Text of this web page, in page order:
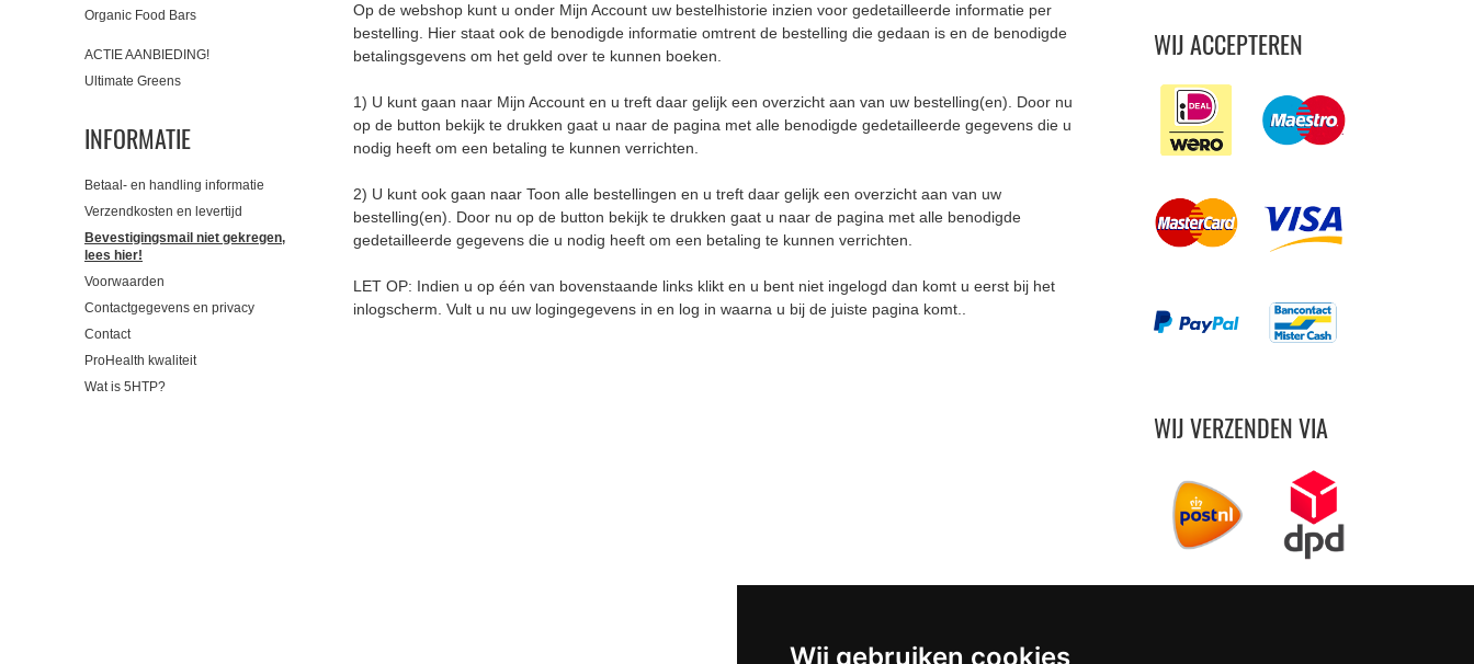
Wij gebruiken cookies
Organic Food Bars
ACTIE AANBIEDING!
Ultimate Greens
INFORMATIE
Betaal- en handling informatie
Verzendkosten en levertijd
Bevestigingsmail niet gekregen,
lees hier!
Voorwaarden
Contactgegevens en privacy
Contact
ProHealth kwaliteit
Wat is 5HTP?
Op de webshop kunt u onder Mijn Account uw bestelhistorie inzien voor gedetailleerde informatie per
bestelling. Hier staat ook de benodigde informatie omtrent de bestelling die gedaan is en de benodigde
betalingsgevens om het geld over te kunnen boeken.
1) U kunt gaan naar Mijn Account en u treft daar gelijk een overzicht aan van uw bestelling(en). Door nu
op de button bekijk te drukken gaat u naar de pagina met alle benodigde gedetailleerde gegevens die u
nodig heeft om een betaling te kunnen verrichten.
2) U kunt ook gaan naar Toon alle bestellingen en u treft daar gelijk een overzicht aan van uw
bestelling(en). Door nu op de button bekijk te drukken gaat u naar de pagina met alle benodigde
gedetailleerde gegevens die u nodig heeft om een betaling te kunnen verrichten.
LET OP: Indien u op één van bovenstaande links klikt en u bent niet ingelogd dan komt u eerst bij het
inlogscherm. Vult u nu uw logingegevens in en log in waarna u bij de juiste pagina komt..
WIJ ACCEPTEREN
WIJ VERZENDEN VIA